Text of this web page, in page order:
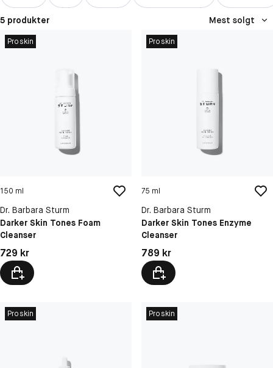
5 produkter Mest solgt
Proskin
150 ml
Dr. Barbara Sturm
Darker Skin Tones Foam
Cleanser
Pris: 729 kr
729 kr
Proskin
75 ml
Dr. Barbara Sturm
Darker Skin Tones Enzyme
Cleanser
Pris: 789 kr
789 kr
Proskin Proskin